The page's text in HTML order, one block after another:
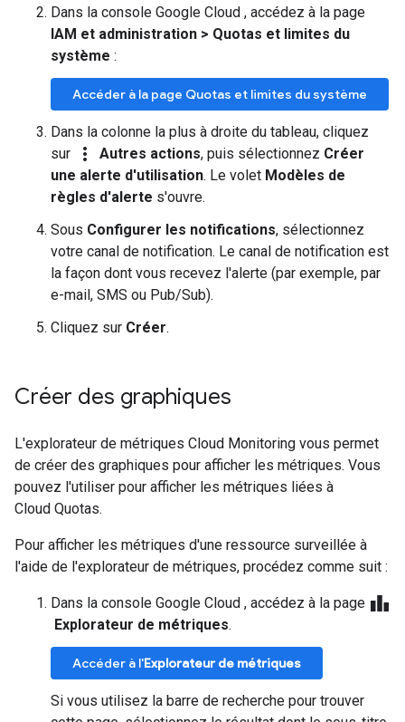
Dans la console Google Cloud , accédez à la page
IAM et administration > Quotas et limites du
système :
Accéder à la page Quotas et limites du système
Dans la colonne la plus à droite du tableau, cliquez
sur
more_vert Autres actions, puis sélectionnez Créer
une alerte d'utilisation. Le volet Modèles de
règles d'alerte s'ouvre.
Sous Configurer les notifications, sélectionnez
votre canal de notification. Le canal de notification est
la façon dont vous recevez l'alerte (par exemple, par
e-mail, SMS ou Pub/Sub).
Cliquez sur Créer.
Créer des graphiques
L'explorateur de métriques Cloud Monitoring vous permet
de créer des graphiques pour afficher les métriques. Vous
pouvez l'utiliser pour afficher les métriques liées à
Cloud Quotas.
Pour afficher les métriques d'une ressource surveillée à
l'aide de l'explorateur de métriques, procédez comme suit :
Dans la console Google Cloud , accédez à la page leaderboard
Explorateur de métriques.
Accéder à l'Explorateur de métriques
Si vous utilisez la barre de recherche pour trouver